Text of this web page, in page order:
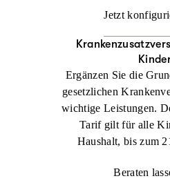
Jetzt
Ergänzen Sie die
gesetzlichen
wichtige Leistungen.
Tarif gilt für alle
Haushalt, bis zum
Beraten